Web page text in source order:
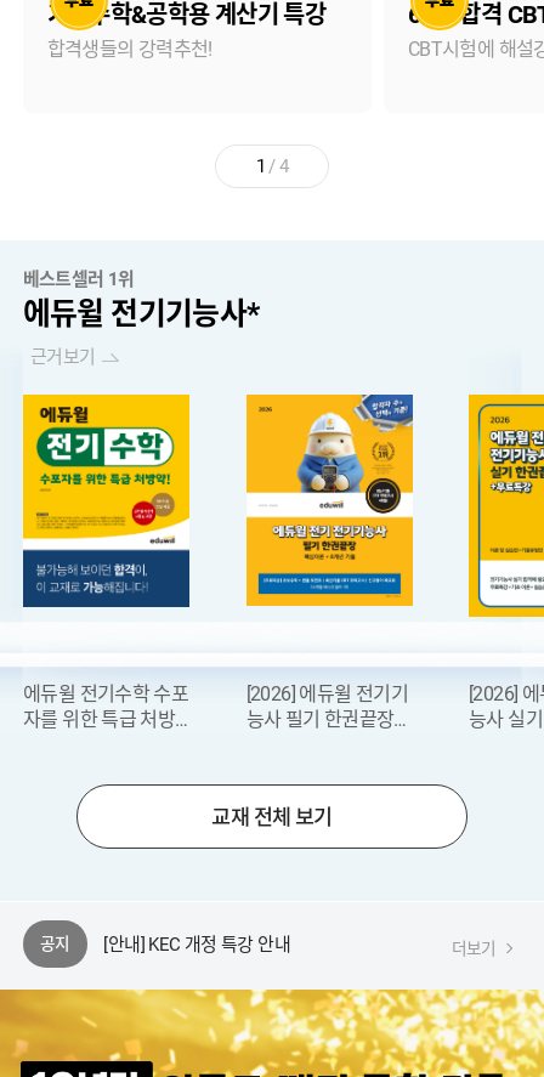
기초수학&공학용 계산기 특강
합격생들의 강력추천!
61점 합격
CBT시험에 해설
1 /4
베스트셀러 1위
에듀윌 전기기능사*
근거보기
윌 전기수학 수포
위한 특급 처방
[2026] 에듀윌 전기기
능사 필기 한권끝장
[2026] 에듀윌
능사 실기 한권
교재 전체 보기
공지
[안내] 에듀윌 동영상 플레이어 변경 안내
[안내] KEC 개정 특강 안내
[안내] 에듀윌 플레이어 업데이트 공지
[공지] 2026년 국가기술자격 검정시행 공고(시험일정 안내)
더보기